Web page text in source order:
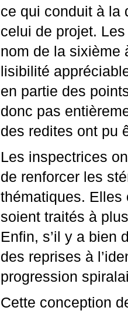
ce qui conduit à la
celui de projet.
nom de la sixième
lisibilité
en partie des
donc pas
des redites ont pu
Les inspectrices
de renforcer les
thématiques. Elles
soient traités à
Enfin, s’il y a bien
des reprises à
progression
Cette conception